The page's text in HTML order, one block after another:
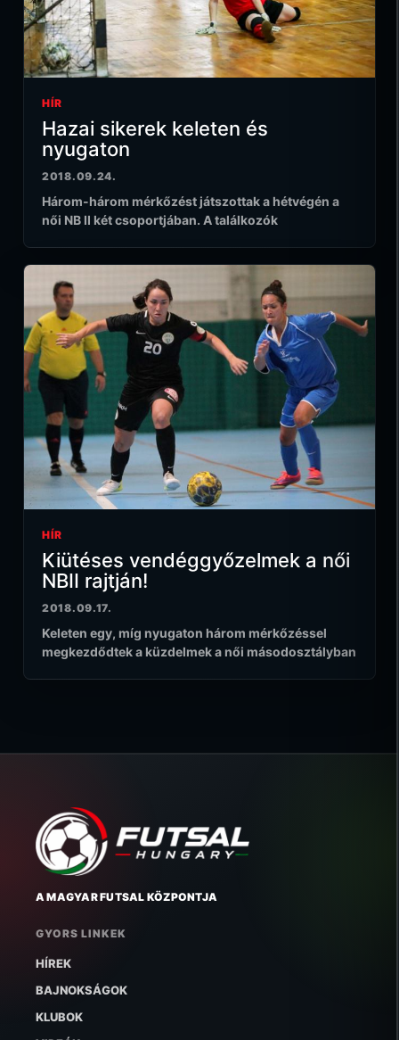
HÍR
Hazai sikerek keleten és
nyugaton
2018.09.24.
Három-három mérkőzést játszottak a hétvégén a
női NB II két csoportjában. A találkozók
HÍR
Kiütéses vendéggyőzelmek a női
NBII rajtján!
2018.09.17.
Keleten egy, míg nyugaton három mérkőzéssel
megkezdődtek a küzdelmek a női másodosztályban
A MAGYAR FUTSAL KÖZPONTJA
GYORS LINKEK
HÍREK
BAJNOKSÁGOK
KLUBOK